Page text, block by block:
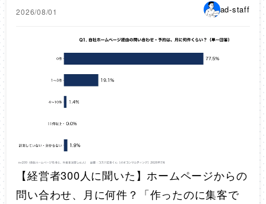
2026/08/01 ad-staff
【経営者300人に聞いた】ホームページからの
問い合わせ、月に何件？「作ったのに集客で